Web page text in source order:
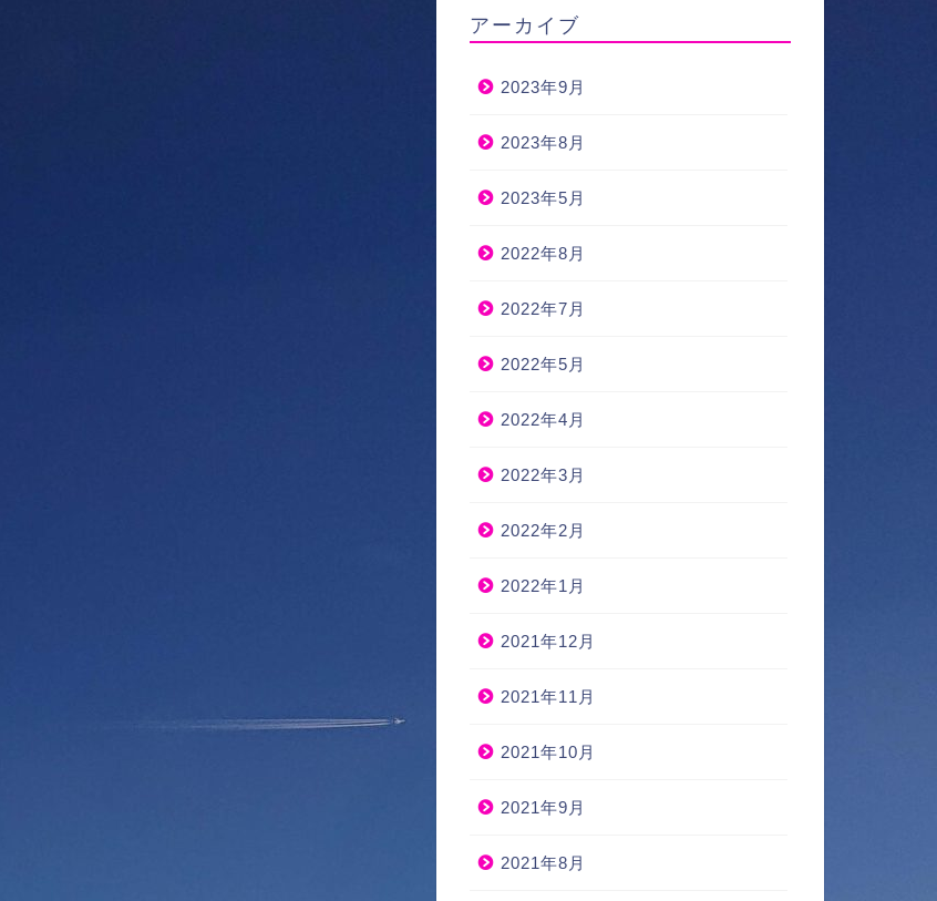
アーカイブ
2023年9月
2023年8月
2023年5月
2022年8月
2022年7月
2022年5月
2022年4月
2022年3月
2022年2月
2022年1月
2021年12月
2021年11月
2021年10月
2021年9月
2021年8月